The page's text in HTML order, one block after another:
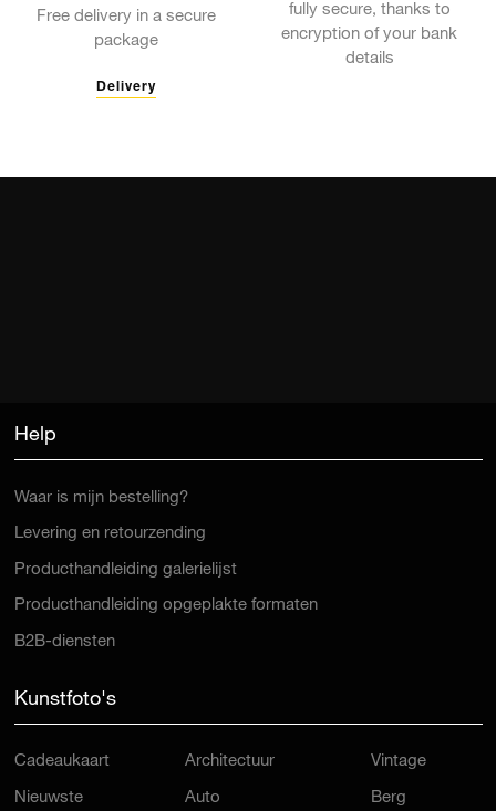
Free delivery in a secure
package
Delivery
fully secure, thanks to
encryption of your bank
details
Help
Waar is mijn bestelling?
Levering en retourzending
Producthandleiding galerielijst
Producthandleiding opgeplakte formaten
B2B-diensten
Kunstfoto's
Cadeaukaart
Nieuwste
Architectuur
Auto
Vintage
Berg